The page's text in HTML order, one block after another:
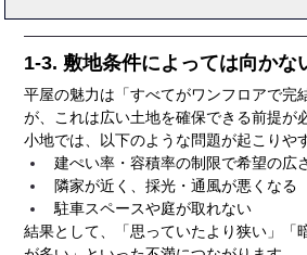
1-3. 敷地条件によっては向かな
平屋の魅力は「すべてがワンフロアで完
が、これは広い土地を確保できる前提が
小地では、以下のような問題が起こりや
建ぺい率・容積率の制限で希望の広
隣家が近く、採光・通風が悪くなる
駐車スペースや庭が取れない
結果として、「思っていたより狭い」「